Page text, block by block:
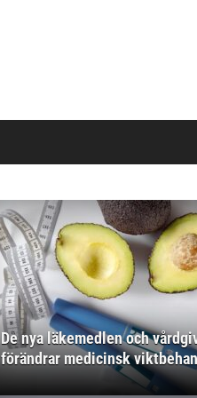
De nya läkemedlen och
förändrar medicinsk